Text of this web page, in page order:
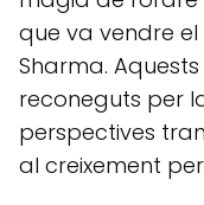
que va vendre el
Sharma.
reconeguts per
perspectives
al creixement